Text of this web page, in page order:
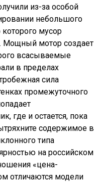
из-за особой
небольшого
мусор
Мощный мотор создает
всасываемые
в пределах
сила
промежуточного
где и остается, пока
содержимое в
типа
на российском
«цена-
отличаются модели